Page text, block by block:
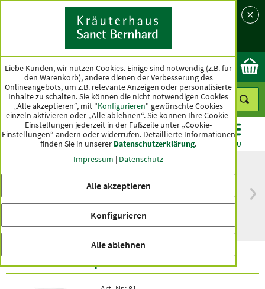
Land
Ok
KATEGORIEN ANGEBOTE TOPSELLER MENÜ
versandkostenfrei
innerhalb Deutschlands
Spitzenqualität seit
Gedächtnis-Kapseln
Liebe Kunden, wir nutzen Cookies. Einige sind notwendig (z.B. für
den Warenkorb), andere dienen der Verbesserung des
Onlineangebots, um z.B. relevante Anzeigen oder personalisierte
Inhalte zu schalten. Sie können die nicht notwendigen Cookies
„Alle akzeptieren“, mit "Konfigurieren" gewünschte Cookies
einzeln aktivieren oder „Alle ablehnen“. Sie können Ihre Cookie-
Einstellungen jederzeit in der Fußzeile unter „Cookie-
Einstellungen“ ändern oder widerrufen. Detaillierte Informationen
finden Sie in unserer Datenschutzerklärung.
Impressum | Datenschutz
Alle akzeptieren
Konfigurieren
Alle ablehnen